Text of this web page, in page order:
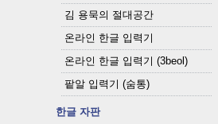
김 용묵의 절대공간
온라인 한글 입력기
온라인 한글 입력기 (3beol)
팥알 입력기 (숨통)
한글 자판